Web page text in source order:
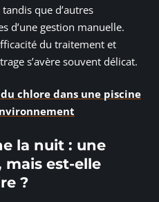
que d’autres
d’une gestion manuelle.
du traitement et
s’avère souvent délicat.
chlore dans une piscine
la nuit : une
mais est-elle
?